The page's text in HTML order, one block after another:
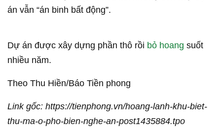
án vẫn “án binh bất động”.
Dự án được xây dựng phần thô rồi bỏ hoang suốt
nhiều năm.
Theo Thu Hiền/Báo Tiền phong
Link gốc: https://tienphong.vn/hoang-lanh-khu-biet-
thu-ma-o-pho-bien-nghe-an-post1435884.tpo